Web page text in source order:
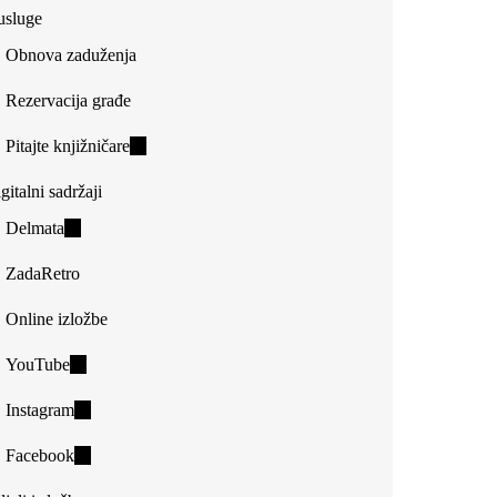
Obnova zaduženja
Rezervacija građe
Pitajte knjižničare(link
sadržaji
Delmata
external)
ZadaRetro
Online izložbe
YouTube(link
external)
Instagram(link
external)
Facebook(link